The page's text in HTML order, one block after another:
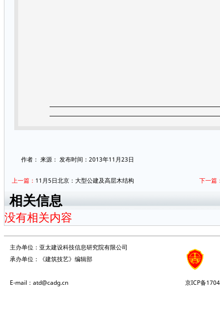
作者： 来源： 发布时间：2013年11月23日
上一篇： 11月5日北京：大型公建及高层木结构 下一篇
相关信息
没有相关内容
主办单位：亚太建设科技信息研究院有限公司
承办单位：《建筑技艺》编辑部
E-mail：atd@cadg.cn 京ICP备